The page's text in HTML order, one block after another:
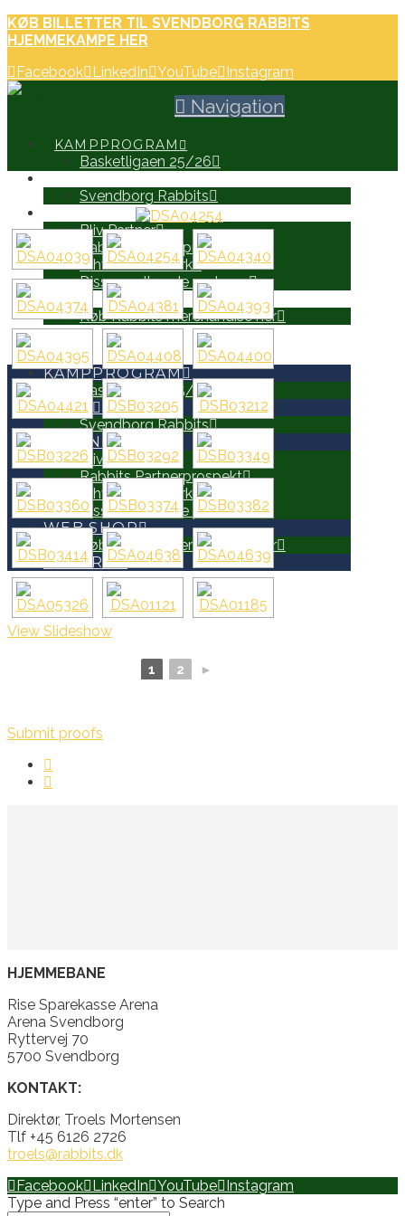
KØB BILLETTER TIL SVENDBORG RABBITS
HJEMMEKAMPE HER
Facebook LinkedIn YouTube Instagram
Navigation
KAMPPROGRAM
Basketligaen 25/26
Svendborg Rabbits
PARTNERE
Bliv Partner
Rabbits Partnerprospekt
Erhvervsnetværk
Disse er allerede partnere
WEB SHOP
Køb Rabbits merchandise her
SEARCH
KAMPPROGRAM
Basketligaen 25/26
HOLD
Svendborg Rabbits
PARTNERE
Bliv Partner
Rabbits Partnerprospekt
Erhvervsnetværk
Disse er allerede partnere
WEB SHOP
Køb Rabbits merchandise her
SEARCH
View Slideshow
1 2 ►
Submit proofs
HJEMMEBANE
Rise Sparekasse Arena
Arena Svendborg
Ryttervej 70
5700 Svendborg
KONTAKT:
Direktør, Troels Mortensen
Tlf +45 6126 2726
troels@rabbits.dk
Facebook LinkedIn YouTube Instagram
Type and Press “enter” to Search